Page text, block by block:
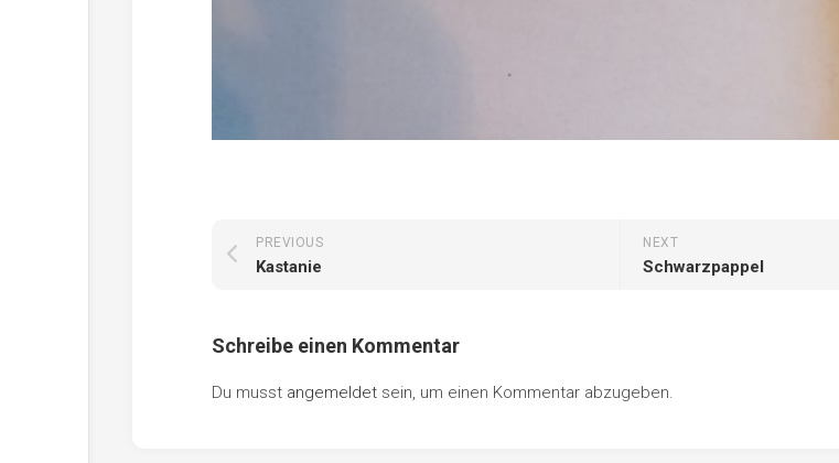
NEXT
Schwarzpappel
PREVIOUS
Kastanie
Schreibe einen Kommentar
Du musst angemeldet sein, um einen Kommentar abzugeben.